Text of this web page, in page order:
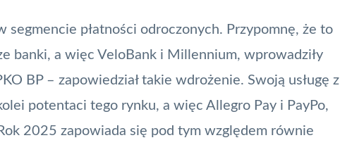
płatności odroczonych. Przypomnę, że to
banki, a więc VeloBank i Millennium, wprowadziły
BP – zapowiedział takie wdrożenie. Swoją usługę z
potentaci tego rynku, a więc Allegro Pay i PayPo,
2025 zapowiada się pod tym względem równie